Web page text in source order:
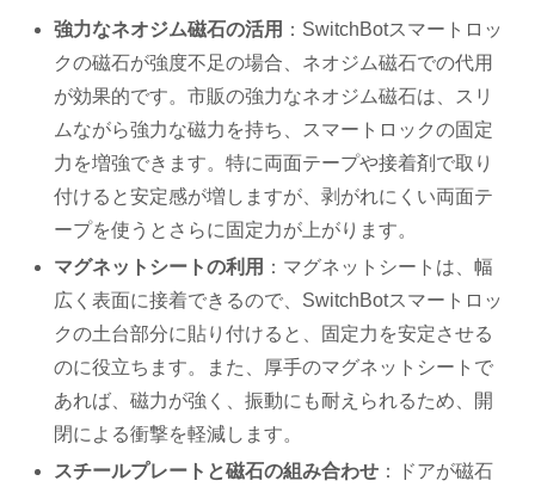
強力なネオジム磁石の活用 ：SwitchBotスマートロッ
クの磁石が強度不足の場合、ネオジム磁石での代用
が効果的です。市販の強力なネオジム磁石は、スリ
ムながら強力な磁力を持ち、スマートロックの固定
力を増強できます。特に両面テープや接着剤で取り
付けると安定感が増しますが、剥がれにくい両面テ
ープを使うとさらに固定力が上がります。
マグネットシートの利用 ：マグネットシートは、幅
広く表面に接着できるので、SwitchBotスマートロッ
クの土台部分に貼り付けると、固定力を安定させる
のに役立ちます。また、厚手のマグネットシートで
あれば、磁力が強く、振動にも耐えられるため、開
閉による衝撃を軽減します。
スチールプレートと磁石の組み合わせ ：ドアが磁石